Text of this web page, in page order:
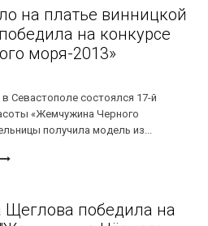
на платье винницкой
на конкурсе
моря-2013»
Севастополе состоялся 17-й
«Жемчужина Черного
получила модель из...
победила на